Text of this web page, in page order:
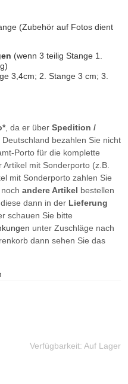
(Zubehör auf Fotos dient
(wenn 3 teilig Stange 1.
3,4cm; 2. Stange 3 cm; 3.
, da er über Spedition /
bezahlen Sie nicht
Porto für die komplette
Artikel mit Sonderporto (z.B.
mit Sonderporto zahlen Sie
andere Artikel bestellen
dann in der Lieferung
schauen Sie bitte
unter Zuschläge nach
dann sehen Sie das
Verfügbarkeit: Auf Lager